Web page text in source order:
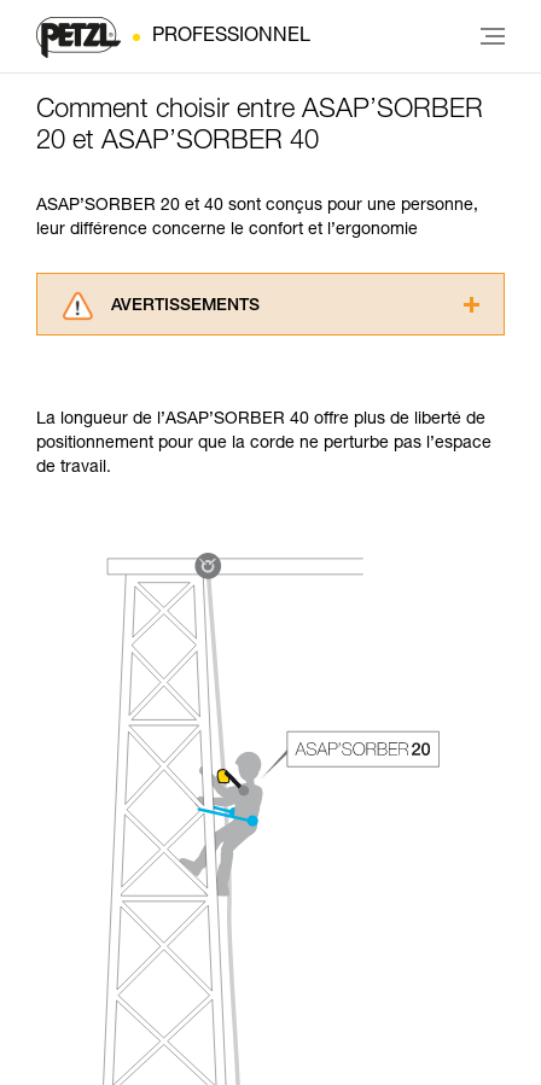
PROFESSIONNEL
Comment choisir entre ASAP’SORBER
20 et ASAP’SORBER 40
ASAP’SORBER 20 et 40 sont conçus pour une personne,
leur différence concerne le confort et l’ergonomie
AVERTISSEMENTS
informations de la notice technique pour
pouvoir comprendre ce complément
la manipulation, seul, en toute sécurité, avant
de la reproduire en autonomie.
Nous donnons des exemples de techniques
liées à votre activité. Il peut en exister d’autres
que nous ne décrivons pas ici.
La longueur de l’ASAP’SORBER 40 offre plus de liberté de
positionnement pour que la corde ne perturbe pas l’espace
de travail.